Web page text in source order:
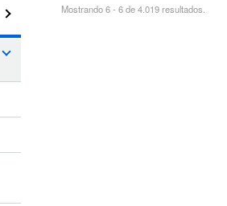
Mostrando 6 - 6 de 4.019 resultados.